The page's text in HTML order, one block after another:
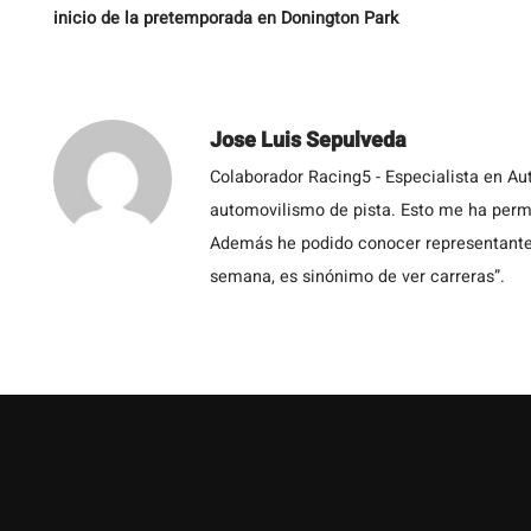
inicio de la pretemporada en Donington Park
Jose Luis Sepulveda
Colaborador Racing5 - Especialista en
automovilismo de pista. Esto me ha
Además he podido conocer
semana, es sinónimo de ver carreras”.